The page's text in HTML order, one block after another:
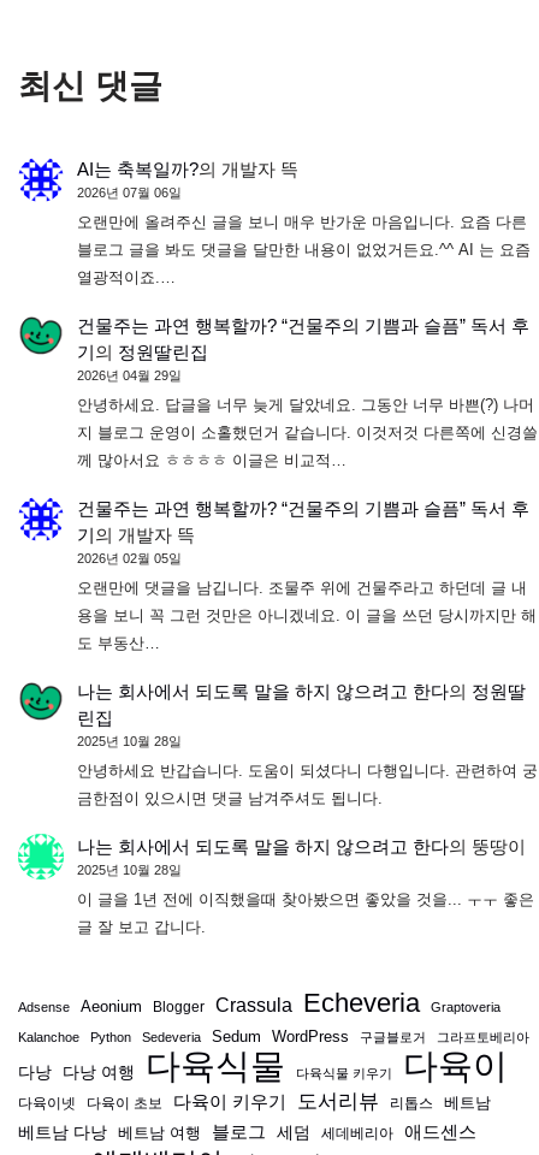
최신 댓글
AI는 축복일까?의 개발자 뜩
2026년 07월 06일
오랜만에 올려주신 글을 보니 매우 반가운 마음입니다. 요즘 다른
블로그 글을 봐도 댓글을 달만한 내용이 없었거든요.^^ AI 는 요즘
열광적이죠.…
건물주는 과연 행복할까? “건물주의 기쁨과 슬픔” 독서 후
기의 정원딸린집
2026년 04월 29일
안녕하세요. 답글을 너무 늦게 달았네요. 그동안 너무 바쁜(?) 나머
지 블로그 운영이 소홀했던거 같습니다. 이것저것 다른쪽에 신경쓸
께 많아서요 ㅎㅎㅎㅎ 이글은 비교적…
건물주는 과연 행복할까? “건물주의 기쁨과 슬픔” 독서 후
기의 개발자 뜩
2026년 02월 05일
오랜만에 댓글을 남깁니다. 조물주 위에 건물주라고 하던데 글 내
용을 보니 꼭 그런 것만은 아니겠네요. 이 글을 쓰던 당시까지만 해
도 부동산…
나는 회사에서 되도록 말을 하지 않으려고 한다의 정원딸
린집
2025년 10월 28일
안녕하세요 반갑습니다. 도움이 되셨다니 다행입니다. 관련하여 궁
금한점이 있으시면 댓글 남겨주셔도 됩니다.
나는 회사에서 되도록 말을 하지 않으려고 한다의 뚱땅이
2025년 10월 28일
이 글을 1년 전에 이직했을때 찾아봤으면 좋았을 것을... ㅜㅜ 좋은
글 잘 보고 갑니다.
Adsense Aeonium Blogger Crassula Echeveria Graptoveria
Kalanchoe Python Sedeveria Sedum WordPress 구글블로거 그라프토베리아
다낭 다낭 여행 다육식물 다육식물 키우기 다육이
다육이넷 다육이 초보 다육이 키우기 도서리뷰 리톱스
베트남
베트남 다낭 베트남 여행 블로그 세덤 세데베리아 애드센스